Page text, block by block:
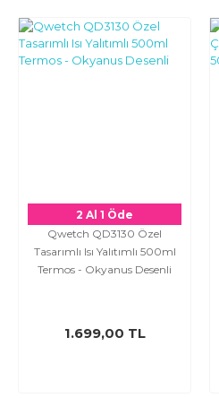
2 Al 1 Öde
Qwetch QD3130 Özel
Tasarımlı Isı Yalıtımlı 500ml
Termos - Okyanus Desenli
1.699,00 TL